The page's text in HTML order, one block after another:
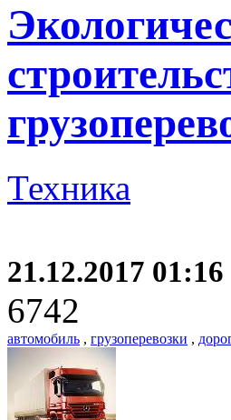
Техника
21.12.2017 01:16
6742
автомобиль , грузоперевозки ,